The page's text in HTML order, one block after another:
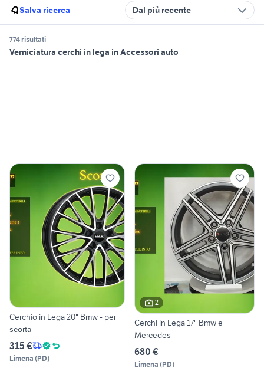
Salva ricerca Dal più recente
774 risultati
Verniciatura cerchi in lega in Accessori auto
Cerchio in Lega 20" Bmw - per
scorta
315 €
Limena (PD)
2
Cerchi in Lega 17" Bmw e
Mercedes
680 €
Limena (PD)